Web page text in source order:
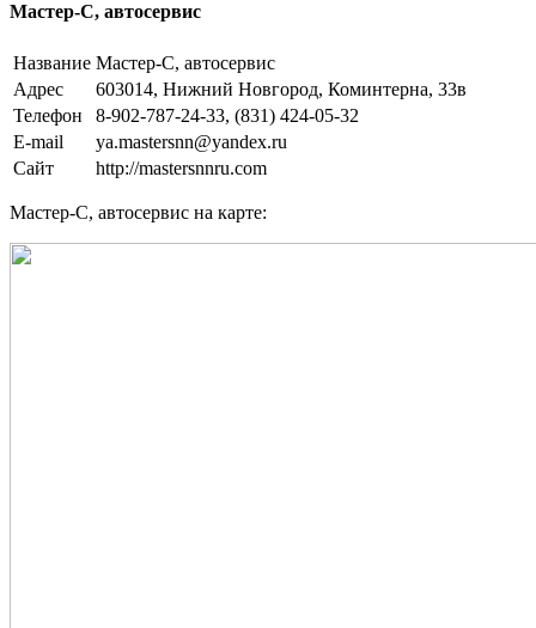
Мастер-С, автосервис
Название Мастер-С, автосервис
Адрес
603014, Нижний Новгород, Коминтерна, 33в
Телефон
8-902-787-24-33, (831) 424-05-32
E-mail
ya.mastersnn@yandex.ru
Сайт
http://mastersnnru.com
Мастер-С, автосервис на карте: